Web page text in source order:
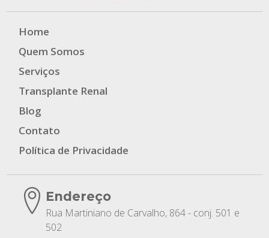
Home
Quem Somos
Serviços
Transplante Renal
Blog
Contato
Política de Privacidade
Endereço
Rua Martiniano de Carvalho, 864 - conj. 501 e
502